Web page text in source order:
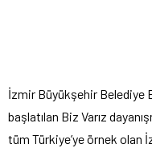
İzmir Büyükşehir Belediye
başlatılan Biz Varız
tüm Türkiye’ye örnek olan